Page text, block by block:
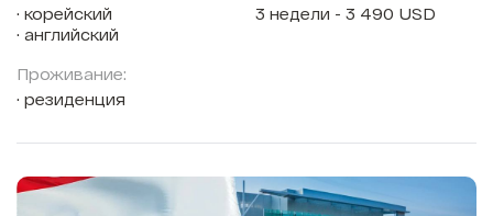
корейский
английский
Проживание:
резиденция
3 недели - 3 490 USD